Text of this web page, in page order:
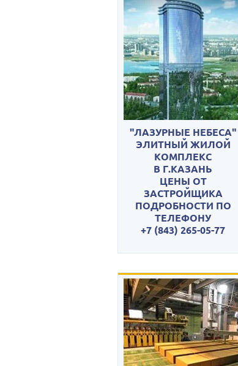
"ЛАЗУРНЫЕ НЕБЕСА"
ЭЛИТНЫЙ ЖИЛОЙ
КОМПЛЕКС
В Г.КАЗАНЬ
ЦЕНЫ ОТ
ЗАСТРОЙЩИКА
ПОДРОБНОСТИ ПО
ТЕЛЕФОНУ
+7 (843) 265-05-77